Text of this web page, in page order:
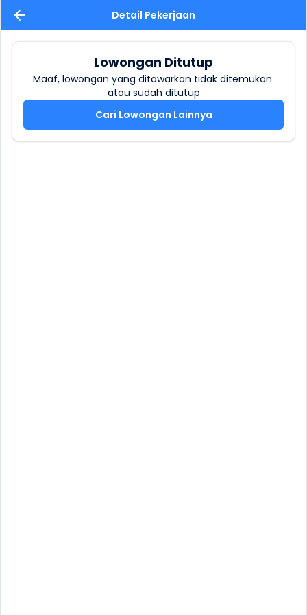
Detail Pekerjaan
Lowongan Ditutup
Maaf, lowongan yang ditawarkan tidak ditemukan
atau sudah ditutup
Cari Lowongan Lainnya